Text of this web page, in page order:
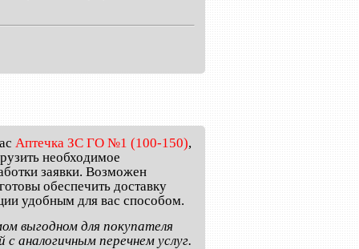
Аптечка ЗС ГО №1 (100-150),
необходимое
заявки. Возможен
обеспечить доставку
удобным для вас способом.
выгодном для покупателя
аналогичным перечнем услуг.